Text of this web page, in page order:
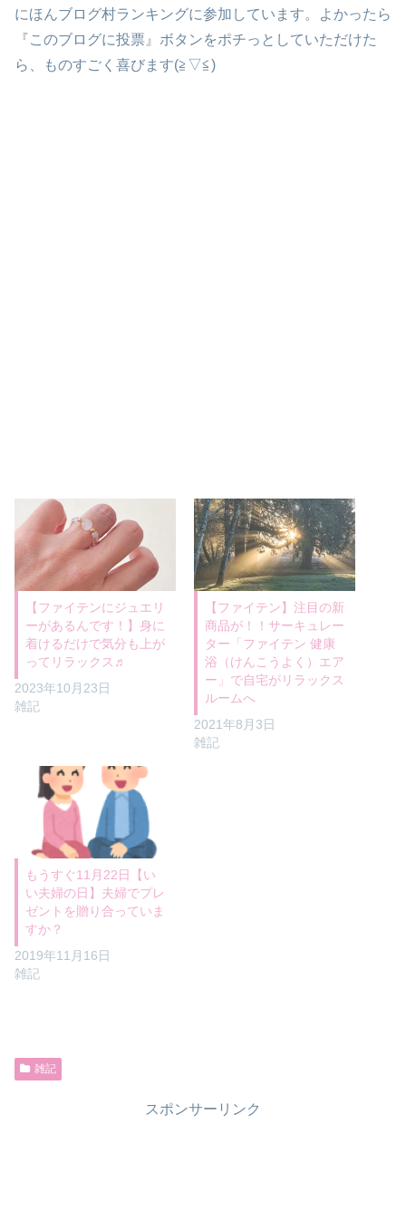
にほんブログ村ランキングに参加しています。よかったら
『このブログに投票』ボタンをポチっとしていただけた
ら、ものすごく喜びます(≧▽≦)
【ファイテンにジュエリ
ーがあるんです！】身に
着けるだけで気分も上が
ってリラックス♬
2023年10月23日
雑記
【ファイテン】注目の新
商品が！！サーキュレー
ター「ファイテン 健康
浴（けんこうよく）エア
ー」で自宅がリラックス
ルームへ
2021年8月3日
雑記
もうすぐ11月22日【い
い夫婦の日】夫婦でプレ
ゼントを贈り合っていま
すか？
2019年11月16日
雑記
雑記
スポンサーリンク